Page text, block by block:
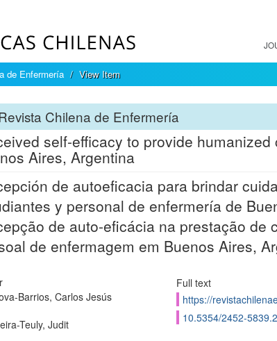
de Enfermería View Item
Chilena de Enfermería
self-efficacy to provide
Aires, Argentina
de autoeficacia para brindar
y personal de enfermería de
de auto-eficácia na prestação
de enfermagem em Buenos Aires,
Barrios, Carlos Jesús
Teuly, Judit
Full text
https://
10.5354/2452-